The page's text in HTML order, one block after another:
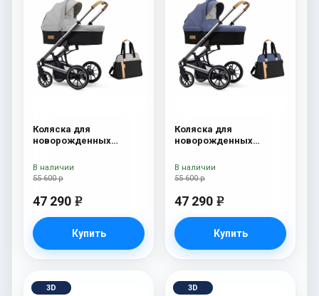
Коляска для
новорожденных
Grey
55 600 р
47 290 e
Купить
В наличии
Коляска для
новорожденных
Denim
55 600 р
47 290 e
Купить
В наличии
3D 3D